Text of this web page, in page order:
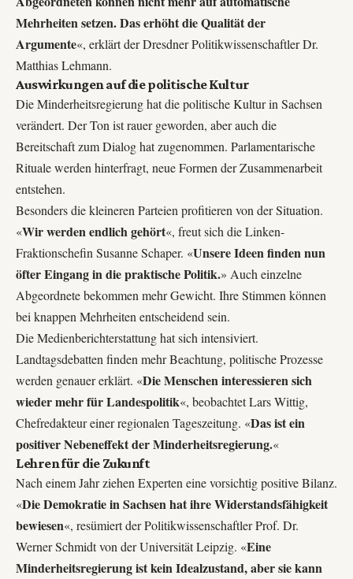
Mehrheiten setzen. Das erhöht die Qualität der
Argumente«, erklärt der Dresdner Politikwissenschaftler Dr.
Matthias Lehmann.
Auswirkungen auf die politische Kultur
Die Minderheitsregierung hat die politische Kultur in Sachsen
verändert. Der Ton ist rauer geworden, aber auch die
Bereitschaft zum Dialog hat zugenommen. Parlamentarische
Rituale werden hinterfragt, neue Formen der Zusammenarbeit
entstehen.
Besonders die kleineren Parteien profitieren von der Situation.
«Wir werden endlich gehört«, freut sich die Linken-
Fraktionschefin Susanne Schaper. «Unsere Ideen finden nun
öfter Eingang in die praktische Politik.» Auch einzelne
Abgeordnete bekommen mehr Gewicht. Ihre Stimmen können
bei knappen Mehrheiten entscheidend sein.
Die Medienberichterstattung hat sich intensiviert.
Landtagsdebatten finden mehr Beachtung, politische Prozesse
werden genauer erklärt. «Die Menschen interessieren sich
wieder mehr für Landespolitik«, beobachtet Lars Wittig,
Chefredakteur einer regionalen Tageszeitung. «Das ist ein
positiver Nebeneffekt der Minderheitsregierung.«
Lehren für die Zukunft
Nach einem Jahr ziehen Experten eine vorsichtig positive Bilanz.
«Die Demokratie in Sachsen hat ihre Widerstandsfähigkeit
bewiesen«, resümiert der Politikwissenschaftler Prof. Dr.
Werner Schmidt von der Universität Leipzig. «Eine
Minderheitsregierung ist kein Idealzustand, aber sie kann